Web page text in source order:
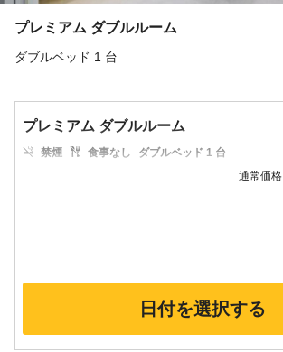
プレミアム ダブルルーム
ダブルベッド 1 台
プレミアム ダブルルーム
禁煙 食事なし
ダブルベッド 1 台
通常価格
日付を選択する